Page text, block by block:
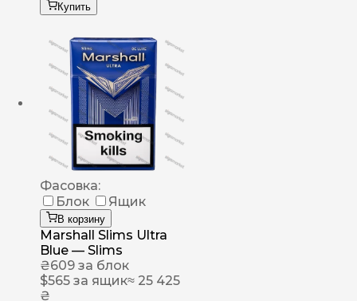
Купить
Фасовка:
Блок
Ящик
В корзину
Marshall Slims Ultra
Blue — Slims
₴609 за блок
$565 за ящик≈ 25 425
₴